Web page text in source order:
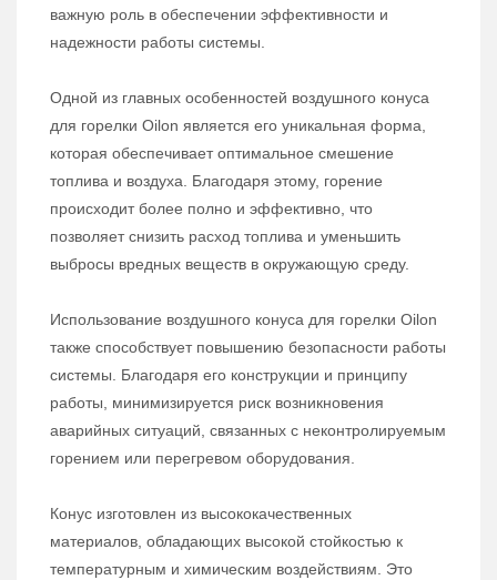
важную роль в обеспечении эффективности и
надежности работы системы.
Одной из главных особенностей воздушного конуса
для горелки Oilon является его уникальная форма,
которая обеспечивает оптимальное смешение
топлива и воздуха. Благодаря этому, горение
происходит более полно и эффективно, что
позволяет снизить расход топлива и уменьшить
выбросы вредных веществ в окружающую среду.
Использование воздушного конуса для горелки Oilon
также способствует повышению безопасности работы
системы. Благодаря его конструкции и принципу
работы, минимизируется риск возникновения
аварийных ситуаций, связанных с неконтролируемым
горением или перегревом оборудования.
Конус изготовлен из высококачественных
материалов, обладающих высокой стойкостью к
температурным и химическим воздействиям. Это